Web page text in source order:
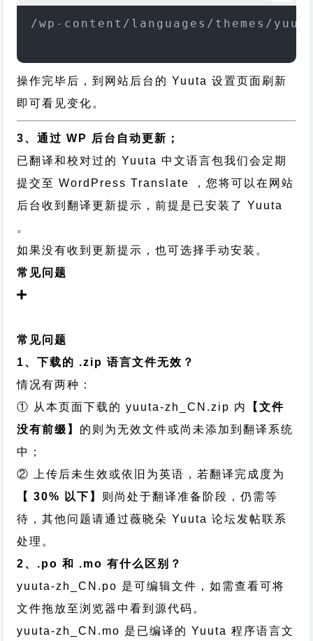
/wp-content/languages/themes/
操作完毕后，到网站后台的 Yuuta 设置页面刷新
即可看见变化。
3、通过 WP 后台自动更新；
已翻译和校对过的 Yuuta 中文语言包我们会定期
提交至 WordPress Translate ，您将可以在网站
后台收到翻译更新提示，前提是已安装了 Yuuta
。
如果没有收到更新提示，也可选择手动安装。
常见问题
常见问题
1、下载的 .zip 语言文件无效？
情况有两种：
① 从本页面下载的 yuuta-zh_CN.zip 内
【文件
没有前缀】 的则为无效文件或尚未添加到翻译系统
中；
② 上传后未生效或依旧为英语，若翻译完成度为
【 30% 以下】 则尚处于翻译准备阶段，仍需等
待，其他问题请通过薇晓朵 Yuuta 论坛发帖联系
处理。
2、.po 和 .mo 有什么区别？
yuuta-zh_CN.po 是可编辑文件，如需查看可将
文件拖放至浏览器中看到源代码。
yuuta-zh_CN.mo 是已编译的 Yuuta 程序语言文